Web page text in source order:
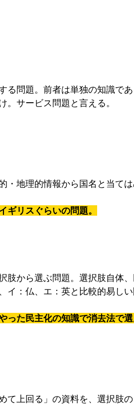
問題。前者は単独の知識であ
サービス問題と言える。
・地理的情報から国名と当ては
リスぐらいの問題。
肢から選ぶ問題。選択肢自体
イ：仏、エ：英と比較的易し
った民主化の知識で消去法で
上回る」の資料を、選択肢の